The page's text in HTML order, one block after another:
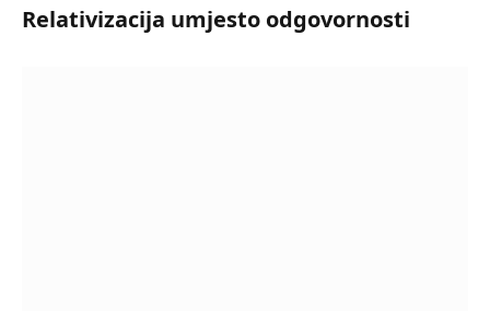
Relativizacija umjesto odgovornosti